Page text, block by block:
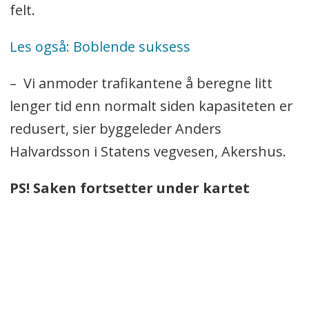
felt.
Les også: Boblende suksess
– Vi anmoder trafikantene å beregne litt
lenger tid enn normalt siden kapasiteten er
redusert, sier byggeleder Anders
Halvardsson i Statens vegvesen, Akershus.
PS! Saken fortsetter under kartet